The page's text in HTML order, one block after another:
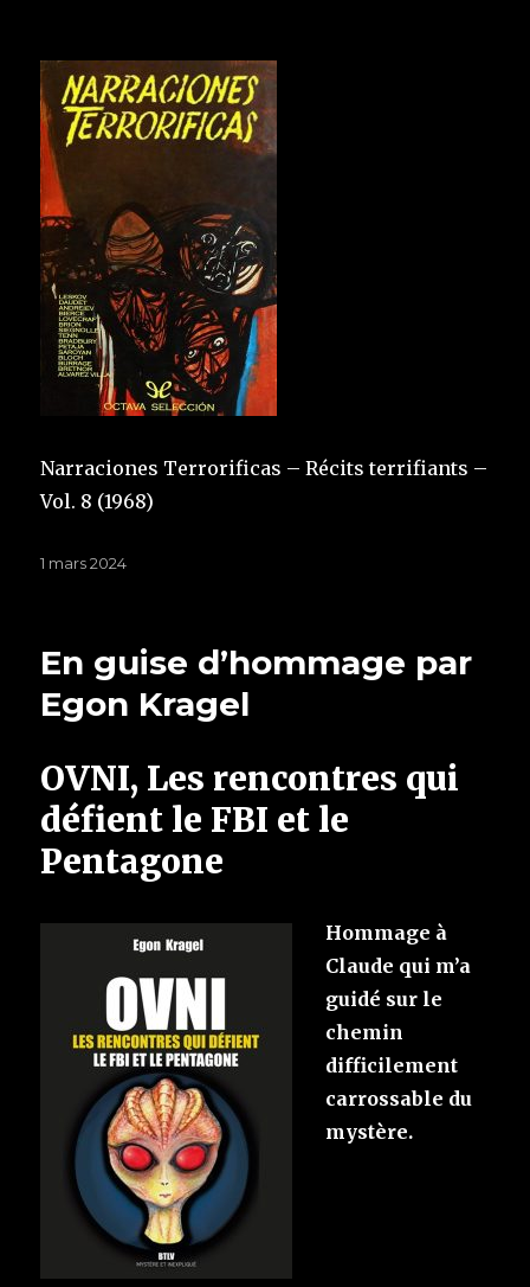
Narraciones Terrorificas – Récits terrifiants –
Vol. 8 (1968)
Publié
1 mars 2024
En guise d’hommage par
Egon Kragel
OVNI, Les rencontres qui
défient le FBI et le
Pentagone
Hommage à
Claude qui m’a
guidé sur le
chemin
difficilement
carrossable du
mystère.